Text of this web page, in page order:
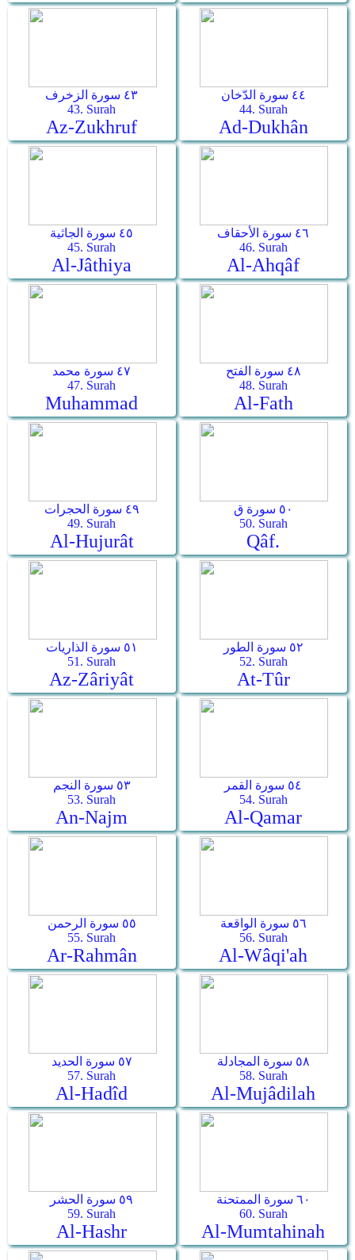
٤٣ سورة الزخرف
43. Surah
Az-Zukhruf
٤٤ سورة الدّخان
44. Surah
Ad-Dukhân
٤٥ سورة الجاثية
45. Surah
Al-Jâthiya
٤٦ سورة الأحقاف
46. Surah
Al-Ahqâf
٤٧ سورة محمد
47. Surah
Muhammad
٤٨ سورة الفتح
48. Surah
Al-Fath
٤٩ سورة الحجرات
49. Surah
Al-Hujurât
٥٠ سورة ق
50. Surah
Qâf.
٥١ سورة الذاريات
51. Surah
Az-Zâriyât
٥٢ سورة الطور
52. Surah
At-Tûr
٥٣ سورة النجم
53. Surah
An-Najm
٥٤ سورة القمر
54. Surah
Al-Qamar
٥٥ سورة الرحمن
55. Surah
Ar-Rahmân
٥٦ سورة الواقعة
56. Surah
Al-Wâqi'ah
٥٧ سورة الحديد
57. Surah
Al-Hadîd
٥٨ سورة المجادلة
58. Surah
Al-Mujâdilah
٥٩ سورة الحشر
59. Surah
Al-Hashr
٦٠ سورة الممتحنة
60. Surah
Al-Mumtahinah